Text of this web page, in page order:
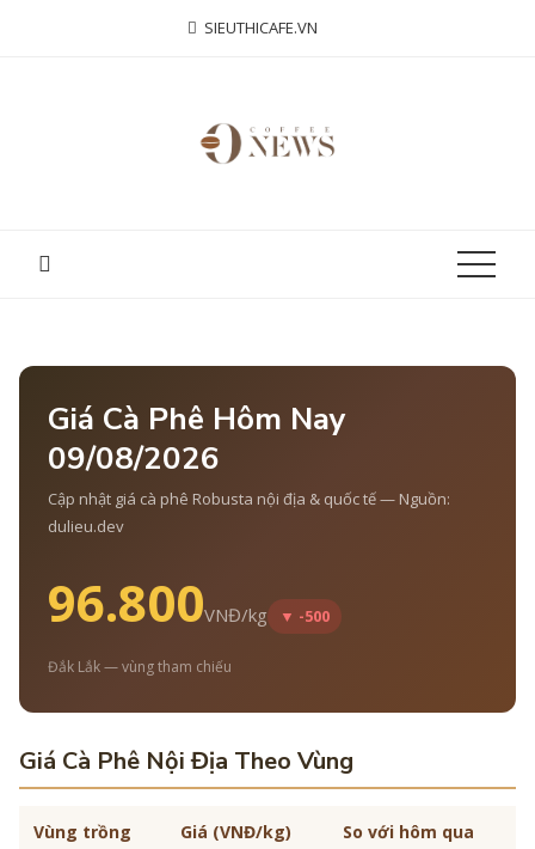
SIEUTHICAFE.VN
Giá Cà Phê Hôm Nay
09/08/2026
Cập nhật giá cà phê Robusta nội địa & quốc tế — Nguồn:
dulieu.dev
96.800VNĐ/kg ▼ -500
Đắk Lắk — vùng tham chiếu
Giá Cà Phê Nội Địa Theo Vùng
Vùng trồng Giá (VNĐ/kg) So với hôm qua